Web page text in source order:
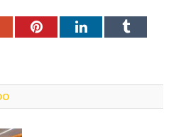
PinterestLinkedInTumblr